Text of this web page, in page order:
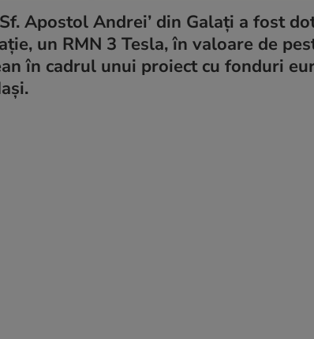
Apostol Andrei’ din Galaţi a fost
un RMN 3 Tesla, în valoare de
în cadrul unui proiect cu fonduri